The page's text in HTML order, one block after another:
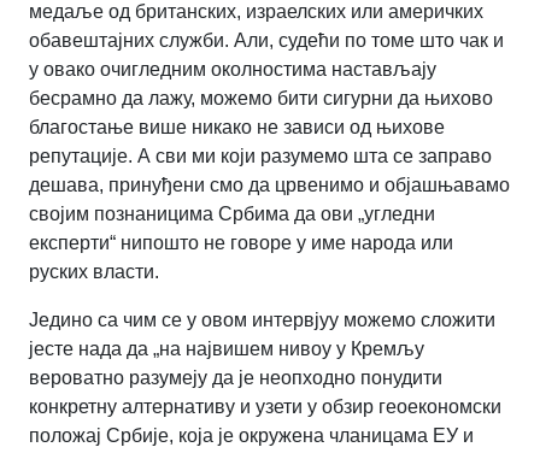
медаље од британских, израелских или америчких
обавештајних служби. Али, судећи по томе што чак и
у овако очигледним околностима настављају
бесрамно да лажу, можемо бити сигурни да њихово
благостање више никако не зависи од њихове
репутације. А сви ми који разумемо шта се заправо
дешава, принуђени смо да црвенимо и објашњавамо
својим познаницима Србима да ови „угледни
експерти“ нипошто не говоре у име народа или
руских власти.
Једино са чим се у овом интервјуу можемо сложити
јесте нада да „на највишем нивоу у Кремљу
вероватно разумеју да је неопходно понудити
конкретну алтернативу и узети у обзир геоекономски
положај Србије, која је окружена чланицама ЕУ и